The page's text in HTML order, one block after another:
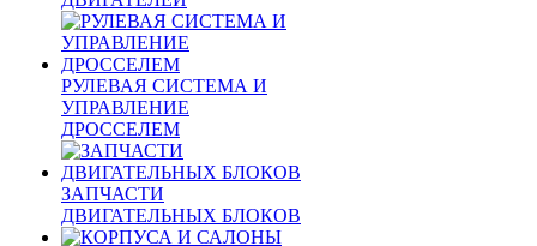
РУЛЕВАЯ СИСТЕМА И
УПРАВЛЕНИЕ
ДРОССЕЛЕМ
ЗАПЧАСТИ
ДВИГАТЕЛЬНЫХ БЛОКОВ